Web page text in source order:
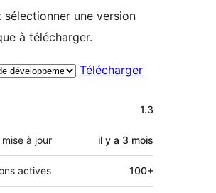
sélectionner une version
à télécharger.
Télécharger
1.3
à jour il y a 3 mois
actives 100+